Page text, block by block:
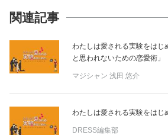
関連記事
わたしは愛される実験をはじ
と思われないための恋愛術」
マジシャン 浅田 悠介
わたしは愛される実験をはじ
DRESS編集部